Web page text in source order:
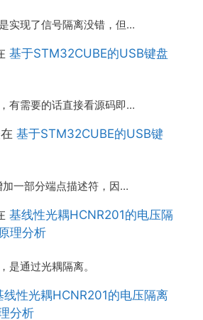
实现了信号隔离没错，但…
基于STM32CUBE的USB键盘
有需要的话直接看源码即…
基于STM32CUBE的USB键
加一部分端点描述符，因…
基线性光耦HCNR201的电压隔
理分析
是通过光耦隔离。
线性光耦HCNR201的电压隔离
分析